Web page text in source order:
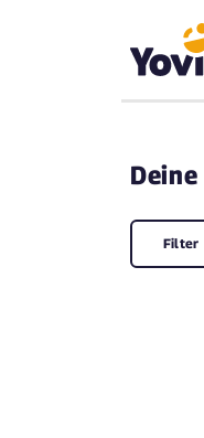
Deine
Filter